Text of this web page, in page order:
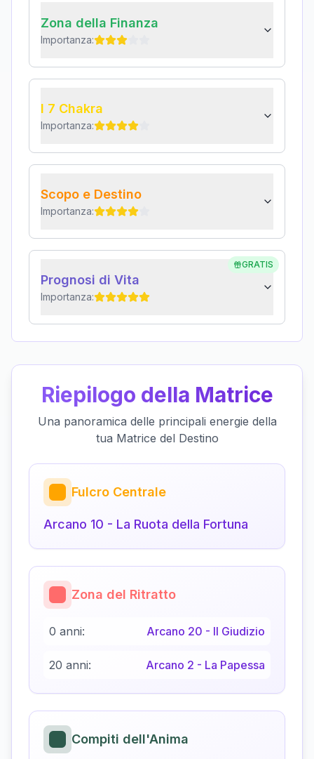
Zona della Finanza
Importanza:
I 7 Chakra
Importanza:
Scopo e Destino
Importanza:
GRATIS
Prognosi di Vita
Importanza:
Riepilogo della Matrice
Una panoramica delle principali energie della
tua Matrice del Destino
Fulcro Centrale
Arcano 10 - La Ruota della Fortuna
Zona del Ritratto
0 anni: Arcano 20 - Il Giudizio
20 anni: Arcano 2 - La Papessa
Compiti dell'Anima